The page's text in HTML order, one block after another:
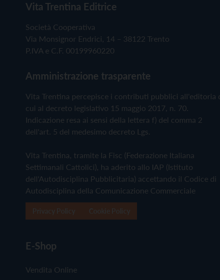
Vita Trentina Editrice
Società Cooperativa
Via Monsignor Endrici, 14 – 38122 Trento
P.IVA e C.F. 00199960220
Amministrazione trasparente
Vita Trentina percepisce i contributi pubblici all'editoria
cui al decreto legislativo 15 maggio 2017, n. 70.
Indicazione resa ai sensi della lettera f) del comma 2
dell'art. 5 del medesimo decreto Lgs.
Vita Trentina, tramite la Fisc (Federazione Italiana
Settimanali Cattolici), ha aderito allo IAP (Istituto
dell'Autodisciplina Pubblicitaria) accettando il Codice di
Autodisciplina della Comunicazione Commerciale
E-Shop
Vendita Online